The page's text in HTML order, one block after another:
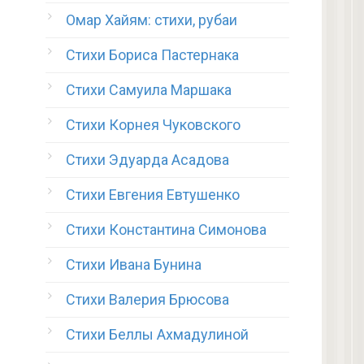
Омар Хайям: стихи, рубаи
Стихи Бориса Пастернака
Стихи Самуила Маршака
Стихи Корнея Чуковского
Стихи Эдуарда Асадова
Стихи Евгения Евтушенко
Стихи Константина Симонова
Стихи Ивана Бунина
Стихи Валерия Брюсова
Стихи Беллы Ахмадулиной